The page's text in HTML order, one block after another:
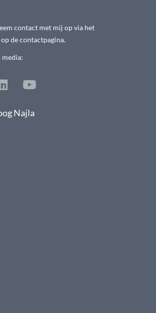
contact met mij op via het
de contactpagina.
media:
Najla